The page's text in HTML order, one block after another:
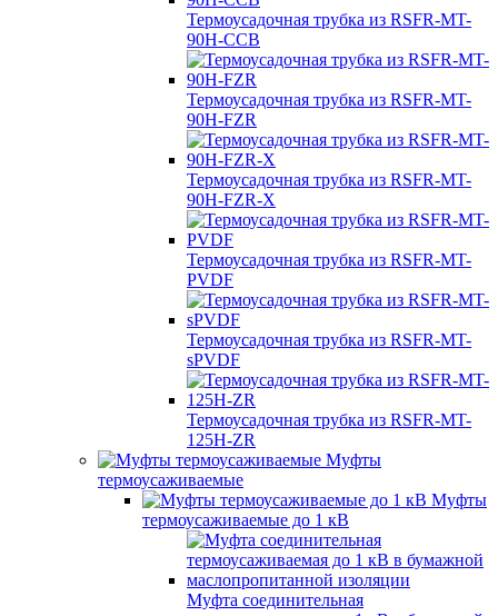
Термоусадочная трубка из RSFR-MT-
90H-CCB
Термоусадочная трубка из RSFR-MT-
90H-FZR
Термоусадочная трубка из RSFR-MT-
90H-FZR-X
Термоусадочная трубка из RSFR-MT-
PVDF
Термоусадочная трубка из RSFR-MT-
sPVDF
Термоусадочная трубка из RSFR-MT-
125H-ZR
Муфты
термоусаживаемые
Муфты
термоусаживаемые до 1 кВ
Муфта соединительная